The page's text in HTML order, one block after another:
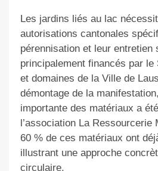
Les jardins liés au lac
autorisations cantonales
pérennisation et leur entretien
principalement financés par
et domaines de la Ville de
démontage de la
importante des matériaux a
l’association La Ressourcerie
60 % de ces matériaux ont
illustrant une approche
circulaire.